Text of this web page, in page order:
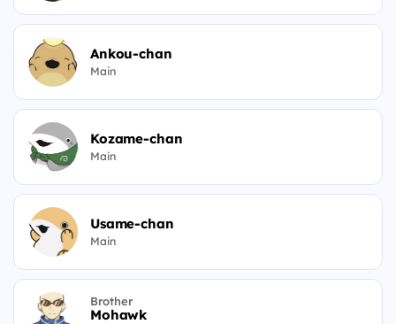
Ankou-chan
Main
Kozame-chan
Main
Usame-chan
Main
Brother
Mohawk